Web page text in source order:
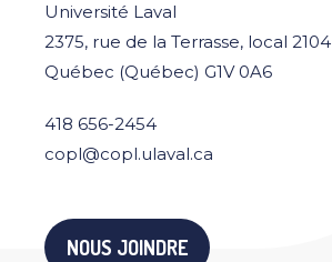
Université Laval
2375, rue de la Terrasse, local 2104
Québec (Québec) G1V 0A6
418 656-2454
copl@copl.ulaval.ca
NOUS JOINDRE